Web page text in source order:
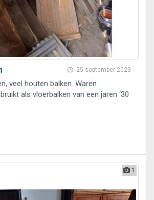
25 september 2023
veel houten balken. Waren
als vloerbalken van een jaren ‘30
1